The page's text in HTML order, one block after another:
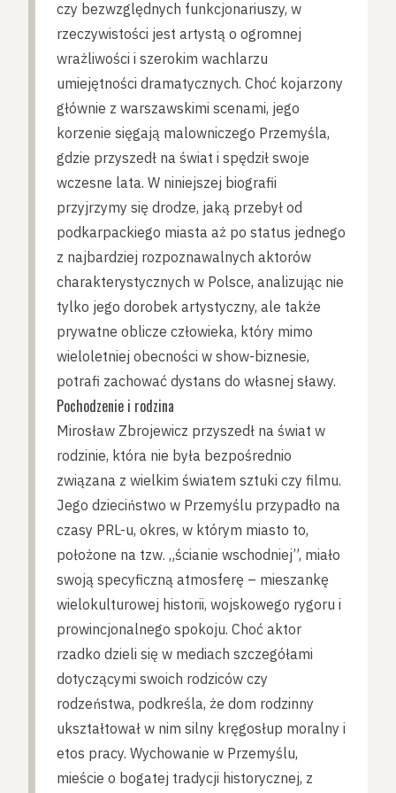
czy bezwzględnych funkcjonariuszy, w
rzeczywistości jest artystą o ogromnej
wrażliwości i szerokim wachlarzu
umiejętności dramatycznych. Choć kojarzony
głównie z warszawskimi scenami, jego
korzenie sięgają malowniczego Przemyśla,
gdzie przyszedł na świat i spędził swoje
wczesne lata. W niniejszej biografii
przyjrzymy się drodze, jaką przebył od
podkarpackiego miasta aż po status jednego
z najbardziej rozpoznawalnych aktorów
charakterystycznych w Polsce, analizując nie
tylko jego dorobek artystyczny, ale także
prywatne oblicze człowieka, który mimo
wieloletniej obecności w show-biznesie,
potrafi zachować dystans do własnej sławy.
Pochodzenie i rodzina
Mirosław Zbrojewicz przyszedł na świat w
rodzinie, która nie była bezpośrednio
związana z wielkim światem sztuki czy filmu.
Jego dzieciństwo w Przemyślu przypadło na
czasy PRL-u, okres, w którym miasto to,
położone na tzw. „ścianie wschodniej”, miało
swoją specyficzną atmosferę – mieszankę
wielokulturowej historii, wojskowego rygoru i
prowincjonalnego spokoju. Choć aktor
rzadko dzieli się w mediach szczegółami
dotyczącymi swoich rodziców czy
rodzeństwa, podkreśla, że dom rodzinny
ukształtował w nim silny kręgosłup moralny i
etos pracy. Wychowanie w Przemyślu,
mieście o bogatej tradycji historycznej, z